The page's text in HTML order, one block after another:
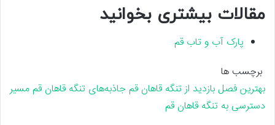
مقالات بیشتری بخوانید
پارک آب و تاب قم
برچسب ها
بهترین فصل بازدید از تنگه قاهان قم جاذبه‌های تنگه قاهان قممسیر
دسترسی به تنگه قاهان قم